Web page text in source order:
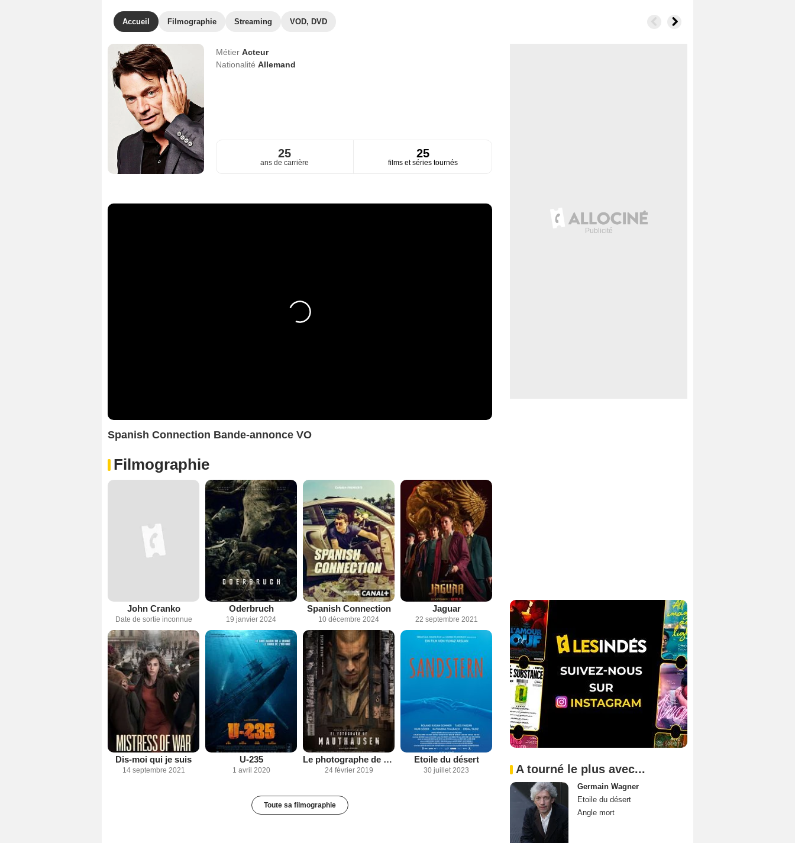
Accueil Filmographie Streaming VOD, DVD
Métier Acteur
Nationalité Allemand
25
ans de carrière
25
films et séries tournés
Spanish Connection Bande-annonce VO
Filmographie
John Cranko
Date de sortie inconnue
Oderbruch
19 janvier 2024
Spanish Connection
10 décembre 2024
Jaguar
22 septembre 2021
Dis-moi qui je suis
14 septembre 2021
U-235
1 avril 2020
Le photographe de Mauthausen
24 février 2019
Etoile du désert
30 juillet 2023
Toute sa filmographie
A tourné le plus avec...
Germain Wagner
Etoile du désert
Angle mort